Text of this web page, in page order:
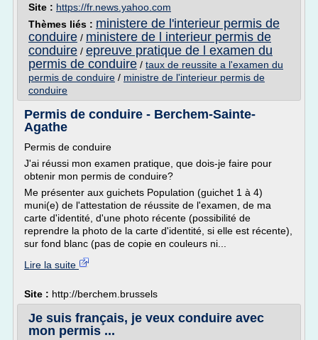
Site : https://fr.news.yahoo.com
Thèmes liés : ministere de l'interieur permis de
conduire / ministere de l interieur permis de
conduire / epreuve pratique de l examen du
permis de conduire / taux de reussite a l'examen du
permis de conduire / ministre de l'interieur permis de
conduire
Permis de conduire - Berchem-Sainte-
Agathe
Permis de conduire
J'ai réussi mon examen pratique, que dois-je faire pour
obtenir mon permis de conduire?
Me présenter aux guichets Population (guichet 1 à 4)
muni(e) de l'attestation de réussite de l'examen, de ma
carte d'identité, d'une photo récente (possibilité de
reprendre la photo de la carte d'identité, si elle est récente),
sur fond blanc (pas de copie en couleurs ni...
Lire la suite
Site : http://berchem.brussels
Je suis français, je veux conduire avec
mon permis ...